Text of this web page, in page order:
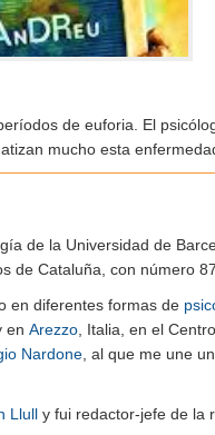
de euforia. El
mucho esta
de la Universidad de
de Cataluña, con número
en diferentes formas de
en Arezzo , Italia, en el
Nardone , al que me une
Llull y fui redactor-jefe de la